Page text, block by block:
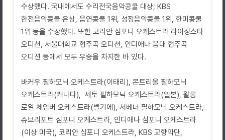
수상했다. 국내에서도 수리전국음악콩쿨 대상, KBS
한전음악콩쿨 은상, 음연콩쿨 1위, 성정음악콩쿨 1위, 한미콩쿨
1위 등을 수상했다. 또한 코리안 심포니 오케스트라 라이징스타
오디션, 서울대학교 협주곡 오디션, 인디애나 음대 협주곡
오디션 등에서 모두 우승을 차지한 바 있다.
바커우 필하모닉 오케스트라(이태리), 몬트리올 필하모닉
오케스트라(캐나다), 세토 필하모닉 오케스트라(일본), 왈롱
로얄 체임버 오케스트라(벨기에), 서베너 필하모닉 오케스트라,
슈브리포트 심포니 오케스트라, 인디애나 심포니 오케스트라
(이상 미국), 코리안 심포니 오케스트라, KBS 교향악단,